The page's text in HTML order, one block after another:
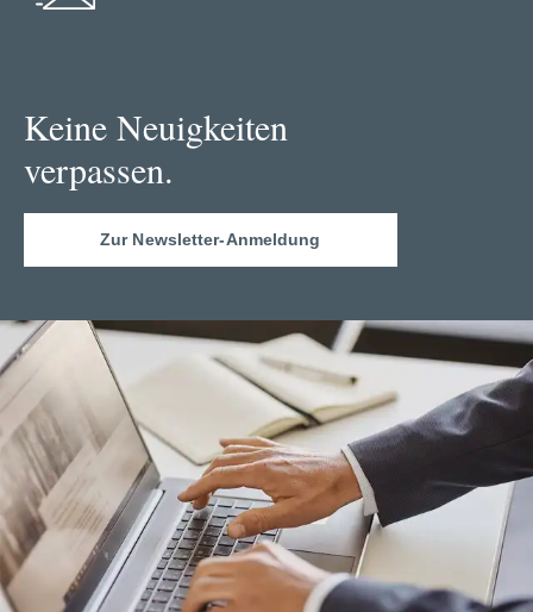
Keine Neuigkeiten
verpassen.
Zur Newsletter-Anmeldung